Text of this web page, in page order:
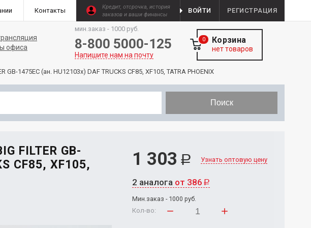
Контакты
Кредит, отсрочка, история
заказов и ваши финансы
ВОЙТИ РЕГИСТРАЦИЯ
офиса
мин.заказ - 1000 руб.
8-800 5000-125
Напишите нам на почту
Корзина
0
нет товаров
GB-1475EC (ан. HU12103x) DAF TRUCKS CF85, XF105, TATRA PHOENIX
Поиск
FILTER GB-
CF85, XF105,
1 303 Р Узнать оптовую цену
2 аналога от 386 Р
Мин.заказ - 1000 руб.
Кол-во: